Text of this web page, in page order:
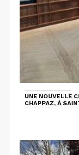
UNE NOUVELLE
CHAPPAZ, À